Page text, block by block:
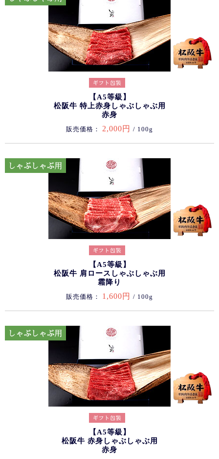
【A5等級】
松阪牛 特上赤身しゃぶしゃぶ用
赤身
販売価格： 2,000円 / 100g
【A5等級】
松阪牛 肩ロースしゃぶしゃぶ用
霜降り
販売価格： 1,600円 / 100g
【A5等級】
松阪牛 赤身しゃぶしゃぶ用
赤身